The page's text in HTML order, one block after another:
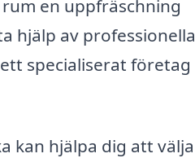
en uppfräschning
hjälp av professionella
specialiserat företag
kan hjälpa dig att välja